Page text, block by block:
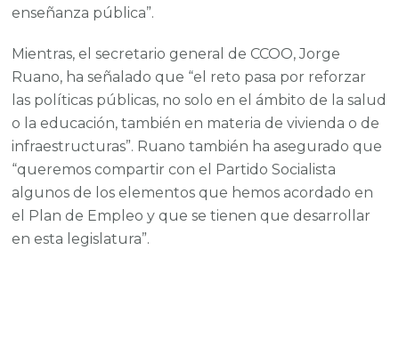
enseñanza pública”.
Mientras, el secretario general de CCOO, Jorge
Ruano, ha señalado que “el reto pasa por reforzar
las políticas públicas, no solo en el ámbito de la salud
o la educación, también en materia de vivienda o de
infraestructuras”. Ruano también ha asegurado que
“queremos compartir con el Partido Socialista
algunos de los elementos que hemos acordado en
el Plan de Empleo y que se tienen que desarrollar
en esta legislatura”.